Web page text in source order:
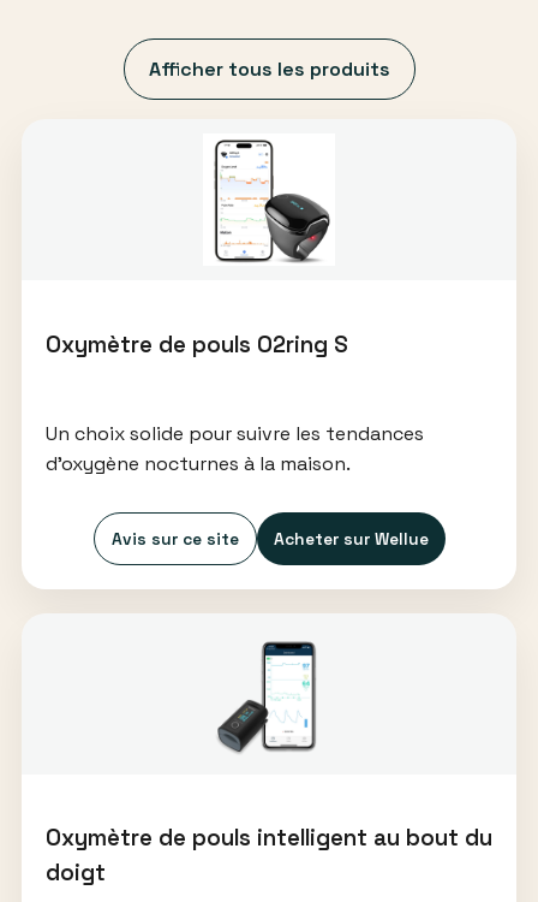
Afficher tous les produits
Oxymètre de pouls O2ring S
Un choix solide pour suivre les tendances
d’oxygène nocturnes à la maison.
Avis sur ce site Acheter sur Wellue
Oxymètre de pouls intelligent au bout du
doigt